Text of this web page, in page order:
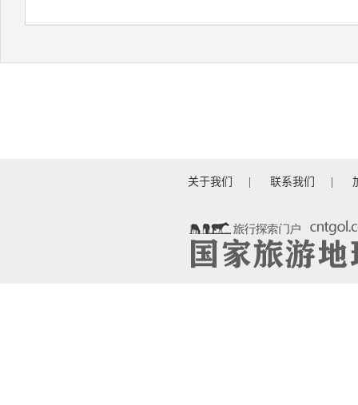
关于我们 联系我们